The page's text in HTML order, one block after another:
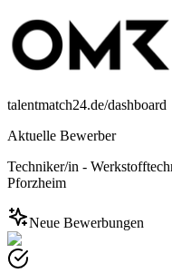
talentmatch24.de/dashboard
Aktuelle Bewerber
Techniker/in -
Pforzheim
Neue Bewerbungen